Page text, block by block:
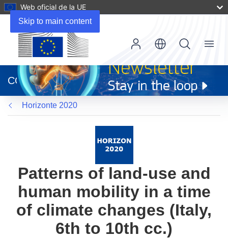
Skip to main content
Web oficial de la UE
abrirá
en
una
nueva
ventana)
CORDIS
Menu
Horizonte 2020
Patterns of land-use and
human mobility in a time
of climate changes (Italy,
6th to 10th cc.)